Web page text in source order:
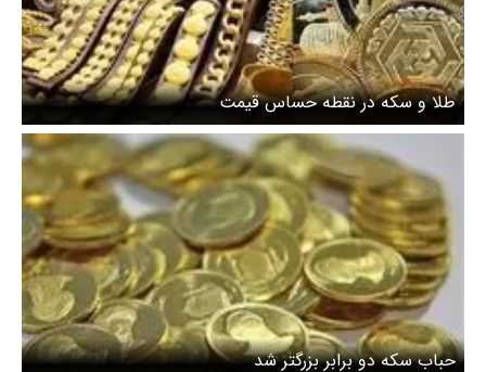
طلا و سکه در نقطه حساس قیمت
حباب سکه دو برابر بزرگتر شد